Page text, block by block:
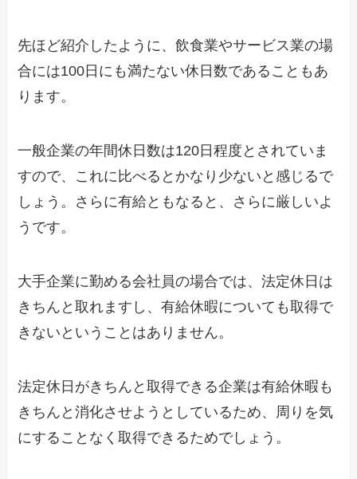
先ほど紹介したように、飲食業やサービス業の場
合には100日にも満たない休日数であることもあ
ります。
一般企業の年間休日数は120日程度とされていま
すので、これに比べるとかなり少ないと感じるで
しょう。さらに有給ともなると、さらに厳しいよ
うです。
大手企業に勤める会社員の場合では、法定休日は
きちんと取れますし、有給休暇についても取得で
きないということはありません。
法定休日がきちんと取得できる企業は有給休暇も
きちんと消化させようとしているため、周りを気
にすることなく取得できるためでしょう。